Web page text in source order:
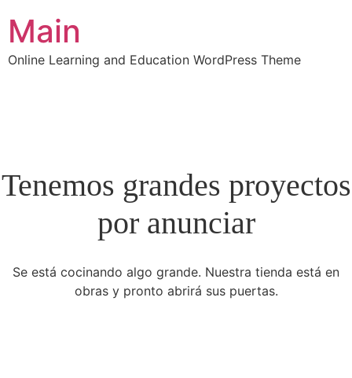
Main
Online Learning and Education WordPress Theme
Tenemos grandes proyectos
por anunciar
Se está cocinando algo grande. Nuestra tienda está en
obras y pronto abrirá sus puertas.